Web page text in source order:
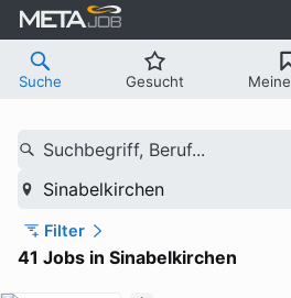
Suche Gesucht
Suchbegriff, Beruf...
Sinabelkirchen
Filter
41 Jobs in Sinabelkirchen